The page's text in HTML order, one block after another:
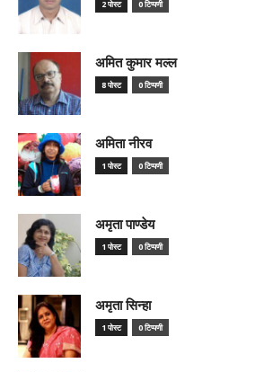
2 पोस्ट 0 टिप्पणी
अमित कुमार मल्ल
8 पोस्ट 0 टिप्पणी
अमिता नीरव
1 पोस्ट 0 टिप्पणी
अमृता पाण्डेय
1 पोस्ट 0 टिप्पणी
अमृता सिन्हा
1 पोस्ट 0 टिप्पणी